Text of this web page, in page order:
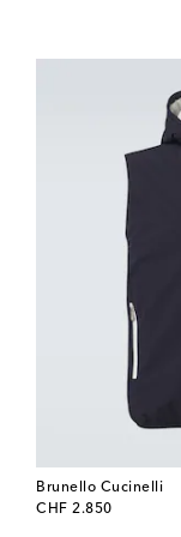
Brunello Cucinelli
CHF 2.850
original price